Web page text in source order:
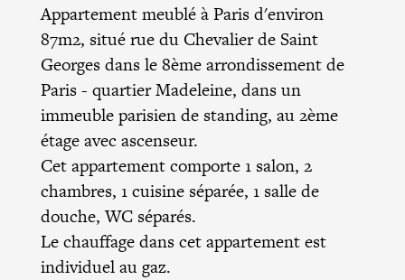
Appartement meublé à Paris d'environ
87m2, situé rue du Chevalier de Saint
Georges dans le8ème arrondissement de
Paris- quartier Madeleine, dans un
immeuble parisien de standing, au 2ème
étage avec ascenseur.
Cet appartement comporte 1 salon, 2
chambres, 1 cuisine séparée, 1 salle de
douche, WC séparés.
Le chauffage dans cet appartement est
individuel au gaz.